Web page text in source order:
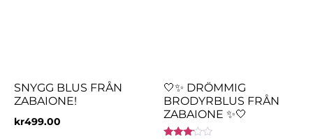
SNYGG BLUS FRÅN
ZABAIONE!
kr499.00
🤍✨ DRÖMMIG
BRODYRBLUS FRÅN
ZABAIONE ✨🤍